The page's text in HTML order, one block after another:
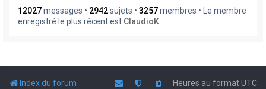
12027messages • 2942sujets • 3257membres • Le membre
enregistré le plus récent est ClaudioK
Index du forum Heures au formatUTC